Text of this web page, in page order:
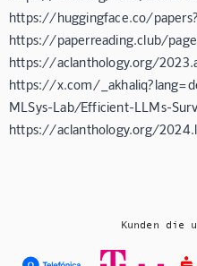
https://huggingface.co/
https://paperreading.club/
https://aclanthology.org/
https://x.com/
MLSys-Lab/Efficient-LLMs-
https://aclanthology.org/
Kunden die